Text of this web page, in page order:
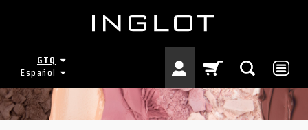
GTQ
Español